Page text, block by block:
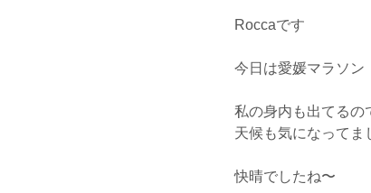
Roccaです
今日は愛媛マラソン
私の身内も出てるの
天候も気になってま
快晴でしたね〜